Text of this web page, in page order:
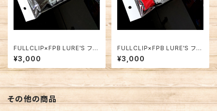
FULLCLIP×FPB LURE'S フロ
ーティングバーパッド ブラック
¥3,000
FULLCLIP×FPB LURE'S フロ
ーティングバーパッド レッド
¥3,000
その他の商品